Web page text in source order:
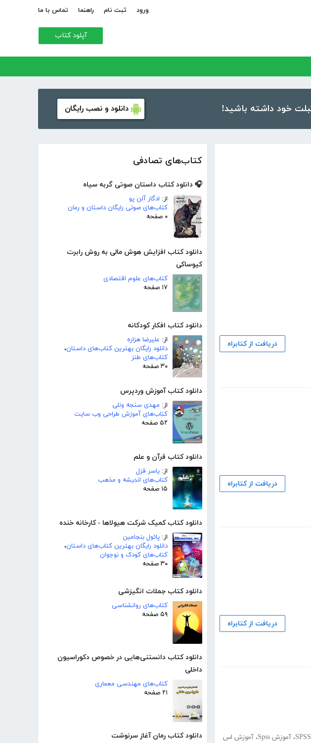
ورود ثبت نام راهنما تماس با ما
آپلود کتاب
دانلود و نصب رایگان
کتاب‌های تصادفی
🎧 دانلود کتاب داستان صوتی گربه سیاه
از: ادگار آلن پو
کتاب‌های صوتی رایگان داستان و رمان
۰ صفحه
دانلود کتاب افزایش هوش مالی به روش رابرت
کیوساکی
کتاب‌های علوم اقتصادی
۱۷ صفحه
دانلود کتاب افکار کودکانه
از: علیرضا هزاره
دانلود رایگان بهترین کتاب‌های داستان،
کتاب‌های طنز
۳۰ صفحه
دانلود کتاب آموزش وردپرس
از: مهدی سنجه ونلی
کتاب‌های آموزش طراحی وب سایت
۵۲ صفحه
دانلود کتاب قرآن و علم
از: یاسر قزل
کتاب‌های اندیشه و مذهب
۱۵ صفحه
دانلود کتاب کمیک شرکت هیولاها - کارخانه خنده
از: پائول بنجامین
دانلود رایگان بهترین کتاب‌های داستان،
کتاب‌های کودک و نوجوان
۳۰ صفحه
دانلود کتاب جملات انگیزشی
کتاب‌های روانشناسی
۵۹ صفحه
دانلود کتاب دانستنی‌هایی در خصوص دکوراسیون
داخلی
کتاب‌های مهندسی معماری
۲۱ صفحه
دانلود کتاب رمان آغاز سرنوشت
دریافت از کتابراه
دریافت از کتابراه
دریافت از کتابراه
SPSS، آموزش Spss ، آموزش اس